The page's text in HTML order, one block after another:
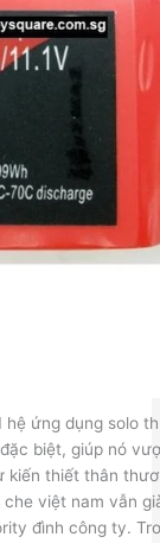
hệ ứng dụng solo
biệt, giúp nó
kiến thiết thân
việt nam vẫn
đình công ty.